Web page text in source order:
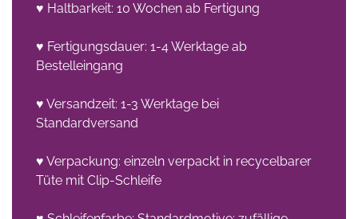
♥ Haltbarkeit: 10 Wochen ab Fertigung
♥ Fertigungsdauer: 1-4 Werktage ab
Bestelleingang
♥ Versandzeit: 1-3 Werktage bei
Standardversand
♥ Verpackung: einzeln verpackt in recycelbarer
Tüte mit Clip-Schleife